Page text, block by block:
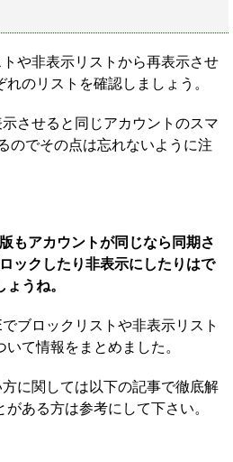
や非表示リストから再表示させ
のリストを確認しましょう。
させると同じアカウントのスマ
のでその点は忘れないように注
もアカウントが同じなら同期さ
ックしたり非表示にしたりはで
うね。
ブロックリストや非表示リスト
て情報をまとめました。
に関しては以下の記事で徹底解
ある方は参考にして下さい。